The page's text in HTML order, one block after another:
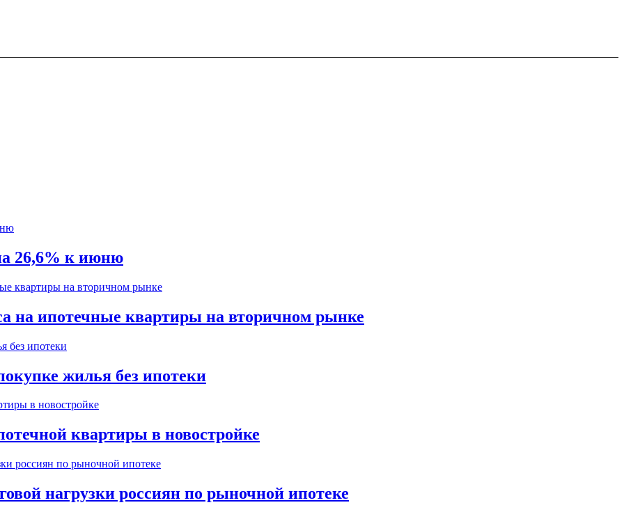
26,6% к июню
на ипотечные квартиры на вторичном рынке
жилья без ипотеки
квартиры в новостройке
нагрузки россиян по рыночной ипотеке